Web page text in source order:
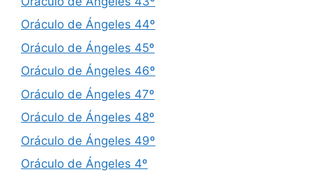
Oráculo de Ángeles 44º
Oráculo de Ángeles 45º
Oráculo de Ángeles 46º
Oráculo de Ángeles 47º
Oráculo de Ángeles 48º
Oráculo de Ángeles 49º
Oráculo de Ángeles 4º